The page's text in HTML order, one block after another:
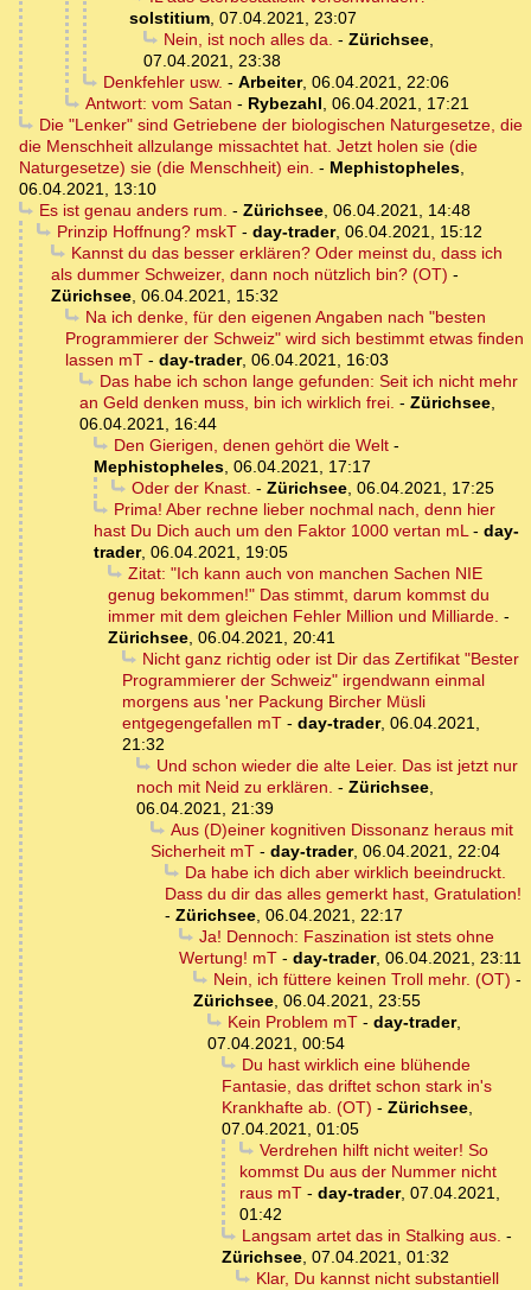
solstitium, 07.04.2021, 23:07
Nein, ist noch alles da. - Zürichsee,
07.04.2021, 23:38
Denkfehler usw. - Arbeiter, 06.04.2021, 22:06
Antwort: vom Satan - Rybezahl, 06.04.2021, 17:21
Die "Lenker" sind Getriebene der biologischen Naturgesetze, die
die Menschheit allzulange missachtet hat. Jetzt holen sie (die
Naturgesetze) sie (die Menschheit) ein. - Mephistopheles,
06.04.2021, 13:10
Es ist genau anders rum. - Zürichsee, 06.04.2021, 14:48
Prinzip Hoffnung? mskT- day-trader, 06.04.2021, 15:12
Kannst du das besser erklären? Oder meinst du, dass ich
als dummer Schweizer, dann noch nützlich bin? (OT) -
Zürichsee, 06.04.2021, 15:32
Na ich denke, für den eigenen Angaben nach "besten
Programmierer der Schweiz" wird sich bestimmt etwas finden
lassen mT - day-trader, 06.04.2021, 16:03
Das habe ich schon lange gefunden: Seit ich nicht mehr
an Geld denken muss, bin ich wirklich frei. - Zürichsee,
06.04.2021, 16:44
Den Gierigen, denen gehört die Welt-
Mephistopheles, 06.04.2021, 17:17
Oder der Knast. - Zürichsee, 06.04.2021, 17:25
Prima! Aber rechne lieber nochmal nach, denn hier
hast Du Dich auch um den Faktor 1000 vertan mL- day-
trader, 06.04.2021, 19:05
Zitat: "Ich kann auch von manchen Sachen NIE
genug bekommen!" Das stimmt, darum kommst du
immer mit dem gleichen Fehler Million und Milliarde. -
Zürichsee, 06.04.2021, 20:41
Nicht ganz richtig oder ist Dir das Zertifikat "Bester
Programmierer der Schweiz" irgendwann einmal
morgens aus 'ner Packung Bircher Müsli
entgegengefallen mT - day-trader, 06.04.2021,
21:32
Und schon wieder die alte Leier. Das ist jetzt nur
noch mit Neid zu erklären. - Zürichsee,
06.04.2021, 21:39
Aus (D)einer kognitiven Dissonanz heraus mit
Sicherheit mT - day-trader, 06.04.2021, 22:04
Da habe ich dich aber wirklich beeindruckt.
Dass du dir das alles gemerkt hast, Gratulation!
- Zürichsee, 06.04.2021, 22:17
Ja! Dennoch: Faszination ist stets ohne
Wertung! mT - day-trader, 06.04.2021, 23:11
Nein, ich füttere keinen Troll mehr. (OT) -
Zürichsee, 06.04.2021, 23:55
Kein Problem mT- day-trader,
07.04.2021, 00:54
Du hast wirklich eine blühende
Fantasie, das driftet schon stark in's
Krankhafte ab. (OT) - Zürichsee,
07.04.2021, 01:05
Verdrehen hilft nicht weiter! So
kommst Du aus der Nummer nicht
raus mT - day-trader, 07.04.2021,
01:42
Langsam artet das in Stalking aus. -
Zürichsee, 07.04.2021, 01:32
Klar, Du kannst nicht substantiell